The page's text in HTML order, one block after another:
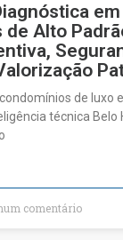
em
Alto
de luxo
técnica Belo
comentário